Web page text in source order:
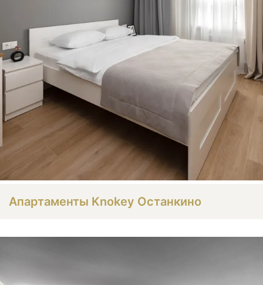
Апартаменты Knokey Останкино